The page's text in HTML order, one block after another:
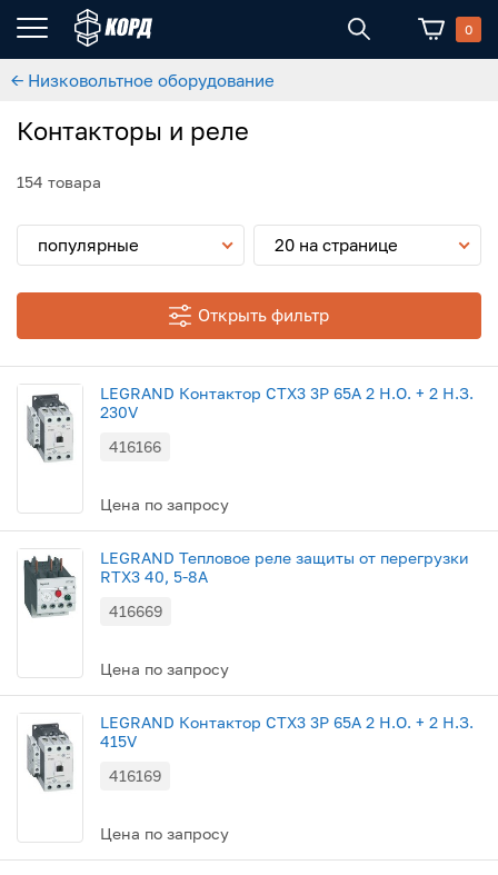
0
← Низковольтное оборудование
Контакторы и реле
154 товара
популярные 20 на странице
Открыть фильтр
LEGRAND Контактор CTX3 3P 65A 2 Н.О. + 2 Н.З.
230V
416166
Цена по запросу
LEGRAND Тепловое реле защиты от перегрузки
RTX3 40, 5-8A
416669
Цена по запросу
LEGRAND Контактор CTX3 3P 65A 2 Н.О. + 2 Н.З.
415V
416169
Цена по запросу